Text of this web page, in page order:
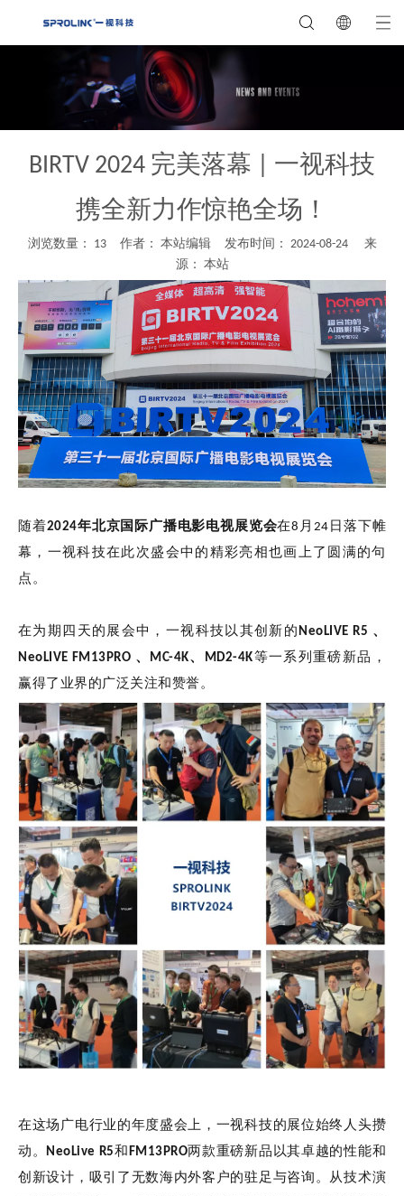
BIRTV 2024 完美落幕 | 一视科技
携全新力作惊艳全场！
浏览数量： 13作者： 本站编辑 发布时间： 2024-08-24 来
源： 本站
随着2024年北京国际广播电影电视展览会在8月24日落下帷
幕，一视科技在此次盛会中的精彩亮相也画上了圆满的句
点。
在为期四天的展会中，一视科技以其创新的 NeoLIVE R5 、
NeoLIVE FM13PRO 、MC-4K、MD2-4K等一系列重磅新品，
赢得了业界的广泛关注和赞誉。
在这场广电行业的年度盛会上，一视科技的展位始终人头攒
动。NeoLive R5和FM13PRO两款重磅新品以其卓越的性能和
创新设计，吸引了无数海内外客户的驻足与咨询。从技术演